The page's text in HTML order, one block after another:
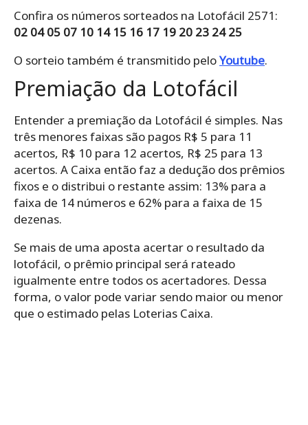
Confira os números sorteados na Lotofácil 2571:
02 04 05 07 10 14 15 16 17 19 20 23 24 25
O sorteio também é transmitido peloYoutube.
Premiação da Lotofácil
Entender a premiação da Lotofácil é simples. Nas
três menores faixas são pagos R$ 5 para 11
acertos, R$ 10 para 12 acertos, R$ 25 para 13
acertos. A Caixa então faz a dedução dos prêmios
fixos e o distribui o restante assim: 13% para a
faixa de 14 números e 62% para a faixa de 15
dezenas.
Se mais de uma aposta acertar o resultado da
lotofácil, o prêmio principal será rateado
igualmente entre todos os acertadores. Dessa
forma, o valor pode variar sendo maior ou menor
que o estimado pelas Loterias Caixa.